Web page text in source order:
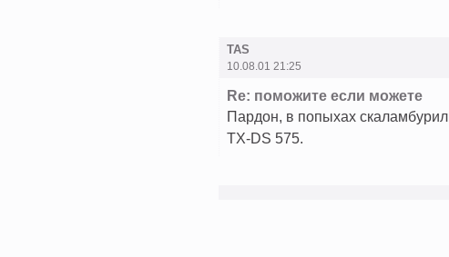
TAS
10.08.01 21:25
Re: поможите если можете
Пардон, в попыхах
TX-DS 575.